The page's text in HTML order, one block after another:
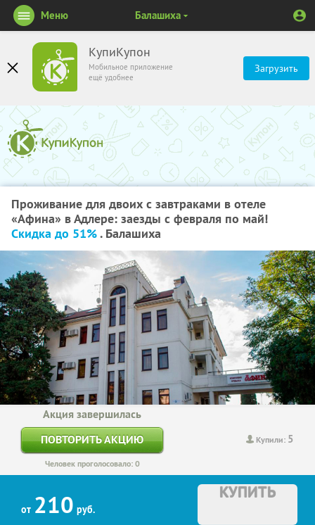
КупиКупон
Мобильное приложение
ещё удобнее
Загрузить
Меню Балашиха
Проживание для двоих с завтраками в отеле
«Афина» в Адлере: заезды с февраля по май!
Скидка до 51%. Балашиха
Купили: 5
Акция завершилась
ПОВТОРИТЬ АКЦИЮ
Человек проголосовало: 0
от 210 руб.
КУПИТЬ